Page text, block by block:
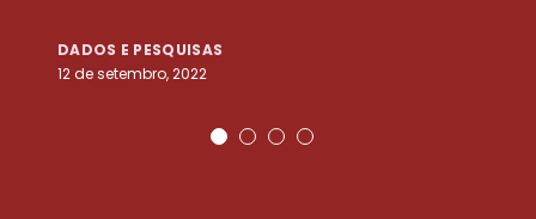
DADOS E PESQUISAS
12 de setembro, 2022